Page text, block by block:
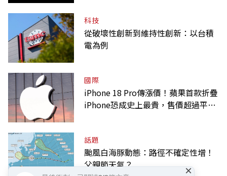
科技
從破壞性創新到維持性創新：以台積
電為例
國際
iPhone 18 Pro傳漲價！蘋果首款折疊
iPhone恐成史上最貴，售價超過平均
話題
颱風白海豚動態：路徑不確定性增！
父親節天氣？
×